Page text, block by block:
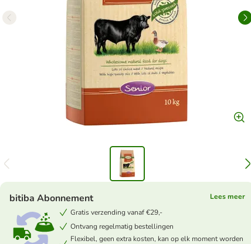
bitiba Abonnement
Lees meer
Gratis verzending vanaf €29,-
Ontvang regelmatig bestellingen
Flexibel, geen extra kosten, kan op elk moment worden